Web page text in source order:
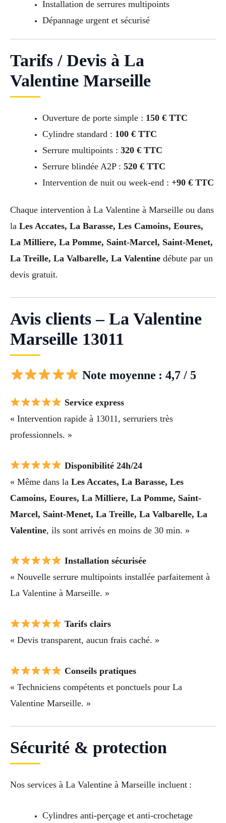
Installation de serrures multipoints
Dépannage urgent et sécurisé
Tarifs / Devis à La
Valentine Marseille
Ouverture de porte simple : 150 € TTC
Cylindre standard : 100 € TTC
Serrure multipoints : 320 € TTC
Serrure blindée A2P : 520 € TTC
Intervention de nuit ou week-end : +90 € TTC
Chaque intervention à La Valentine à Marseille ou dans
la Les Accates, La Barasse, Les Camoins, Eoures,
La Milliere, La Pomme, Saint-Marcel, Saint-Menet,
La Treille, La Valbarelle, La Valentine débute par un
devis gratuit.
Avis clients – La Valentine
Marseille 13011
Note moyenne : 4,7 / 5
Service express
« Intervention rapide à 13011, serruriers très
professionnels. »
Disponibilité 24h/24
« Même dans la Les Accates, La Barasse, Les
Camoins, Eoures, La Milliere, La Pomme, Saint-
Marcel, Saint-Menet, La Treille, La Valbarelle, La
Valentine, ils sont arrivés en moins de 30 min. »
Installation sécurisée
« Nouvelle serrure multipoints installée parfaitement à
La Valentine à Marseille. »
Tarifs clairs
« Devis transparent, aucun frais caché. »
Conseils pratiques
« Techniciens compétents et ponctuels pour La
Valentine Marseille. »
Sécurité & protection
Nos services à La Valentine à Marseille incluent :
Cylindres anti-perçage et anti-crochetage